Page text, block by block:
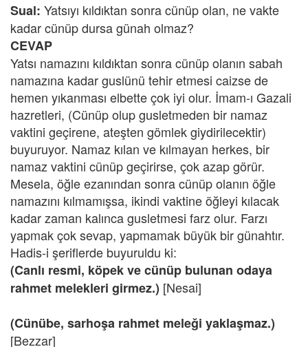
Sual: Yatsıyı kıldıktan sonra cünüp olan, ne vakte
kadar cünüp dursa günah olmaz?
CEVAP
Yatsı namazını kıldıktan sonra cünüp olanın sabah
namazına kadar guslünü tehir etmesi caizse de
hemen yıkanması elbette çok iyi olur. İmam-ı Gazali
hazretleri, (Cünüp olup gusletmeden bir namaz
vaktini geçirene, ateşten gömlek giydirilecektir)
buyuruyor. Namaz kılan ve kılmayan herkes, bir
namaz vaktini cünüp geçirirse, çok azap görür.
Mesela, öğle ezanından sonra cünüp olanın öğle
namazını kılmamışsa, ikindi vaktine öğleyi kılacak
kadar zaman kalınca gusletmesi farz olur. Farzı
yapmak çok sevap, yapmamak büyük bir günahtır.
Hadis-i şeriflerde buyuruldu ki:
(Canlı resmi, köpek ve cünüp bulunan odaya
rahmet melekleri girmez.) [Nesai]
(Cünübe, sarhoşa rahmet meleği yaklaşmaz.)
[Bezzar]